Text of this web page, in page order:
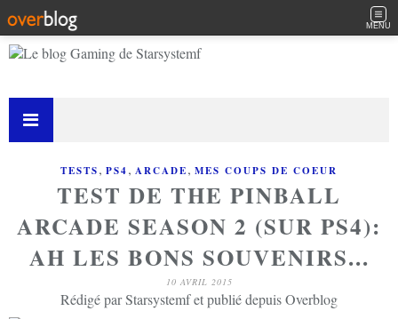
MENU
TESTS, PS4, ARCADE, MES COUPS DE COEUR
TEST DE THE PINBALL
ARCADE SEASON 2 (SUR PS4):
AH LES BONS SOUVENIRS...
10 AVRIL 2015
Rédigé par Starsystemf et publié depuis Overblog